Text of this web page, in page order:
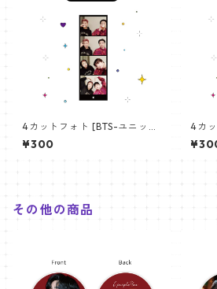
4カットフォト [BTS-ユニット
01] 4CUT PHOTO BTS- UNI
T 01
¥300
4カットフ
03]
T 03
その他の商品